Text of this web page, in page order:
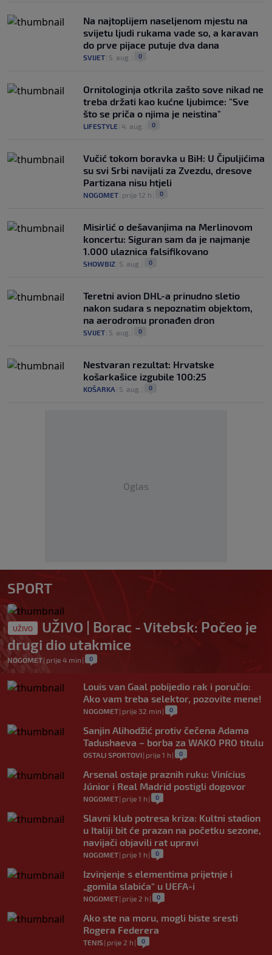
Na najtoplijem naseljenom mjestu na
svijetu ljudi rukama vade so, a karavan
do prve pijace putuje dva dana
SVIJET 5. aug. 0
Ornitologinja otkrila zašto sove nikad ne
treba držati kao kućne ljubimce: "Sve
što se priča o njima je neistina"
LIFESTYLE 4. aug. 0
Vučić tokom boravka u BiH: U Čipuljićima
su svi Srbi navijali za Zvezdu, dresove
Partizana nisu htjeli
NOGOMET prije 12 h 0
Misirlić o dešavanjima na Merlinovom
koncertu: Siguran sam da je najmanje
1.000 ulaznica falsifikovano
SHOWBIZ 5. aug. 0
Teretni avion DHL-a prinudno sletio
nakon sudara s nepoznatim objektom,
na aerodromu pronađen dron
SVIJET 5. aug. 0
Nestvaran rezultat: Hrvatske
košarkašice izgubile 100:25
KOŠARKA 5. aug. 0
Oglas
SPORT
UŽIVO
UŽIVO | Borac - Vitebsk: Počeo je
drugi dio utakmice
NOGOMET| prije 4 min | 0
Louis van Gaal pobijedio rak i poručio:
Ako vam treba selektor, pozovite mene!
NOGOMET| prije 32 min | 0
Sanjin Alihodžić protiv čečena Adama
Tadushaeva – borba za WAKO PRO titulu
OSTALI SPORTOVI| prije 1 h | 0
Arsenal ostaje praznih ruku: Vinícius
Júnior i Real Madrid postigli dogovor
NOGOMET| prije 1 h | 0
Slavni klub potresa kriza: Kultni stadion
u Italiji bit će prazan na početku sezone,
navijači objavili rat upravi
NOGOMET| prije 1 h | 0
Izvinjenje s elementima prijetnje i
„gomila slabića“ u UEFA-i
NOGOMET| prije 2 h | 0
Ako ste na moru, mogli biste sresti
Rogera Federera
TENIS| prije 2 h | 0